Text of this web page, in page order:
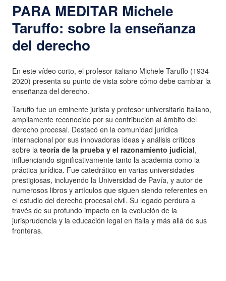
PARA MEDITAR Michele
Taruffo: sobre la enseñanza
del derecho
En este vídeo corto, el profesor italiano Michele Taruffo (1934-
2020) presenta su punto de vista sobre cómo debe cambiar la
enseñanza del derecho.
Taruffo fue un eminente jurista y profesor universitario italiano,
ampliamente reconocido por su contribución al ámbito del
derecho procesal. Destacó en la comunidad jurídica
internacional por sus innovadoras ideas y análisis críticos
sobre la teoría de la prueba y el razonamiento judicial,
influenciando significativamente tanto la academia como la
práctica jurídica. Fue catedrático en varias universidades
prestigiosas, incluyendo la Universidad de Pavía, y autor de
numerosos libros y artículos que siguen siendo referentes en
el estudio del derecho procesal civil. Su legado perdura a
través de su profundo impacto en la evolución de la
jurisprudencia y la educación legal en Italia y más allá de sus
fronteras.